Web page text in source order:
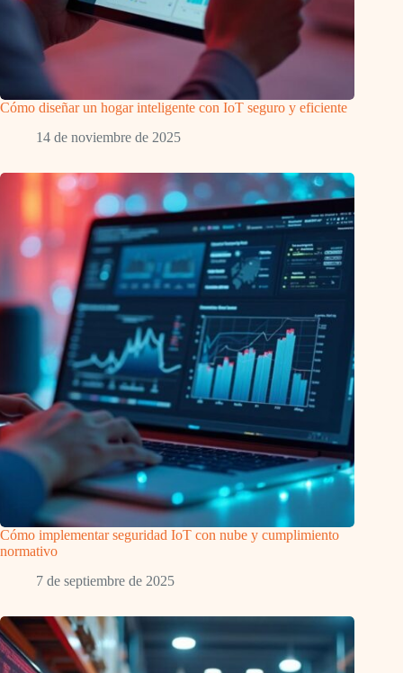
Cómo diseñar un hogar inteligente con IoT seguro y eficiente
14 de noviembre de 2025
Cómo implementar seguridad IoT con nube y cumplimiento
normativo
7 de septiembre de 2025